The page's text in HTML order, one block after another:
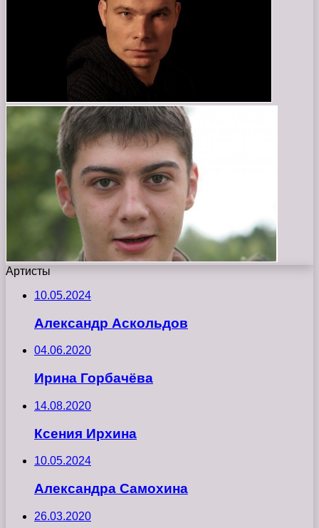
Артисты
10.05.2024
Александр Аскольдов
04.06.2020
Ирина Горбачёва
14.08.2020
Ксения Ирхина
10.05.2024
Александра Самохина
26.03.2020